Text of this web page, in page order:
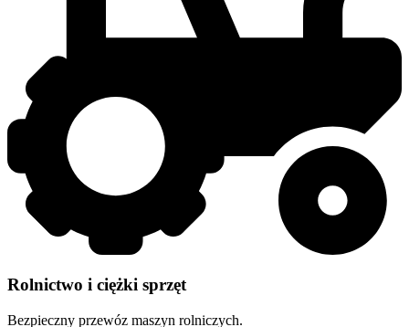
Rolnictwo i ciężki sprzęt
Bezpieczny przewóz maszyn rolniczych.